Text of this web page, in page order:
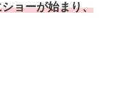
ョーが始まり、